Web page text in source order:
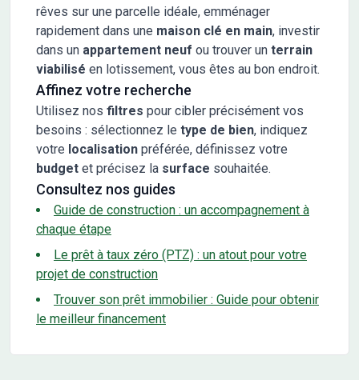
rêves sur une parcelle idéale, emménager
rapidement dans une maison clé en main, investir
dans un appartement neuf ou trouver un terrain
viabilisé en lotissement, vous êtes au bon endroit.
Affinez votre recherche
Utilisez nos filtres pour cibler précisément vos
besoins : sélectionnez le type de bien, indiquez
votre localisation préférée, définissez votre
budget et précisez la surface souhaitée.
Consultez nos guides
Guide de construction : un accompagnement à
chaque étape
Le prêt à taux zéro (PTZ) : un atout pour votre
projet de construction
Trouver son prêt immobilier : Guide pour obtenir
le meilleur financement